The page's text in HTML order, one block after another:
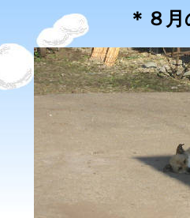
＊８